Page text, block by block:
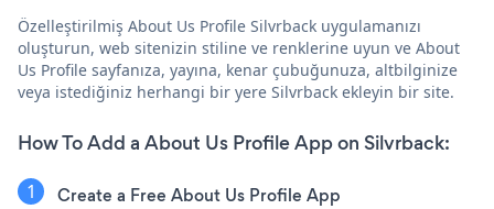
Özelleştirilmiş About Us Profile Silvrback uygulamanızı
oluşturun, web sitenizin stiline ve renklerine uyun ve About
Us Profile sayfanıza, yayına, kenar çubuğunuza, altbilginize
veya istediğiniz herhangi bir yere Silvrback ekleyin bir site.
How To Add a About Us Profile App on Silvrback:
Create a Free About Us Profile App